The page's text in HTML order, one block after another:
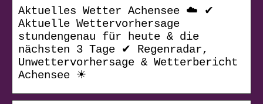
Aktuelles Wetter Achensee ☁️ ✔
Aktuelle Wettervorhersage
stundengenau für heute & die
nächsten 3 Tage ✔ Regenradar,
Unwettervorhersage & Wetterbericht
Achensee ☀